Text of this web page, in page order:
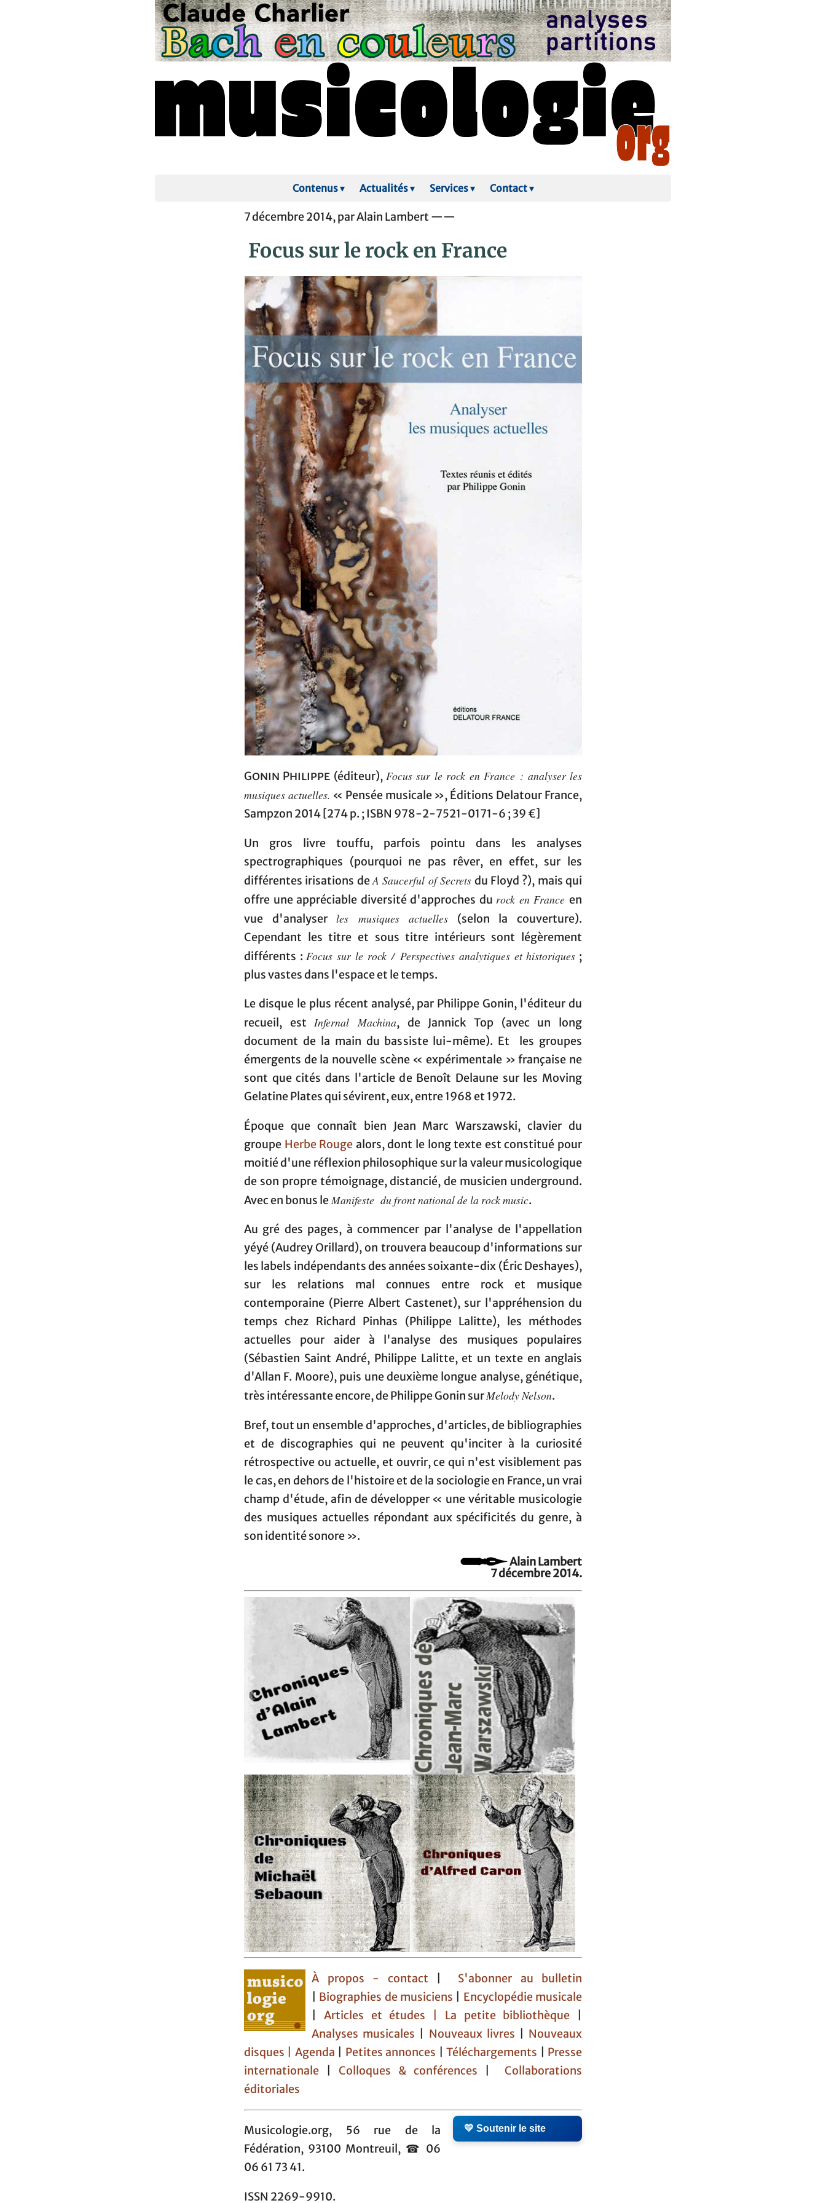
Contenus▾ Actualités▾ Services▾ Contact▾
7 décembre 2014, par Alain Lambert ——
Focus sur le rock en France
Gonin Philippe (éditeur),Focus sur le rock en France : analyser les
musiques actuelles. « Pensée musicale », Éditions Delatour France,
Sampzon 2014 [274 p. ; ISBN 978-2-7521-0171-6 ; 39 €]
Un gros livre touffu, parfois pointu dans les analyses
spectrographiques (pourquoi ne pas rêver, en effet, sur les
différentes irisations deA Saucerful of Secrets du Floyd ?), mais qui
offre une appréciable diversité d'approches du rock en France en
vue d'analyserles musiques actuelles (selon la couverture).
Cependant les titre et sous titre intérieurs sont légèrement
différents :Focus sur le rock / Perspectives analytiques et historiques ;
plus vastes dans l'espace et le temps.
Le disque le plus récent analysé, par Philippe Gonin, l'éditeur du
recueil, estInfernal Machina, de Jannick Top (avec un long
document de la main du bassiste lui-même). Et les groupes
émergents de la nouvelle scène « expérimentale » française ne
sont que cités dans l'article de Benoît Delaune sur les Moving
Gelatine Plates qui sévirent, eux, entre 1968 et 1972.
Époque que connaît bien Jean Marc Warszawski, clavier du
groupe Herbe Rouge alors, dont le long texte est constitué pour
moitié d'une réflexion philosophique sur la valeur musicologique
de son propre témoignage, distancié, de musicien underground.
Avec en bonus leManifeste du front national de la rock music.
Au gré des pages, à commencer par l'analyse de l'appellation
yéyé (Audrey Orillard), on trouvera beaucoup d'informations sur
les labels indépendants des années soixante-dix (Éric Deshayes),
sur les relations mal connues entre rock et musique
contemporaine (Pierre Albert Castenet), sur l'appréhension du
temps chez Richard Pinhas (Philippe Lalitte), les méthodes
actuelles pour aider à l'analyse des musiques populaires
(Sébastien Saint André, Philippe Lalitte, et un texte en anglais
d'Allan F. Moore), puis une deuxième longue analyse, génétique,
très intéressante encore, de Philippe Gonin surMelody Nelson.
Bref, tout un ensemble d'approches, d'articles, de bibliographies
et de discographies qui ne peuvent qu'inciter à la curiosité
rétrospective ou actuelle, et ouvrir, ce qui n'est visiblement pas
le cas, en dehors de l'histoire et de la sociologie en France, un vrai
champ d'étude, afin de développer « une véritable musicologie
des musiques actuelles répondant aux spécificités du genre, à
son identité sonore ».
Alain Lambert
7 décembre 2014.
À propos - contact
S'abonner au bulletin
Biographies de musiciens
Encyclopédie musicale
Articles et études | La petite bibliothèque
Analyses musicales
Nouveaux livres
Nouveaux
disques | Agenda Petites annonces |Téléchargements
Presse
internationale
Colloques & conférences
Collaborations
éditoriales
💛 Soutenir le site
Musicologie.org, 56 rue de la
Fédération, 93100 Montreuil, ☎ 06
06 61 73 41.
ISSN 2269-9910.